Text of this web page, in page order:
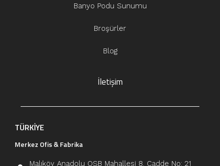
Banyo Podu Sunumu
Broşürler
Blog
İletişim
TÜRKİYE
Merkez Ofis & Fabrika
Malıköy Anadolu OSB Mahallesi 8. Cadde No: 21